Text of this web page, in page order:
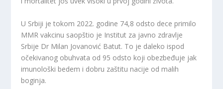
U Srbiji je tokom 2022. godine 74,8 odsto dece primilo
MMR vakcinu saopštio je Institut za javno zdravlje
Srbije Dr Milan Jovanović Batut. To je daleko ispod
očekivanog obuhvata od 95 odsto koji obezbeđuje jak
imunološki bedem i dobru zaštitu nacije od malih
boginja.